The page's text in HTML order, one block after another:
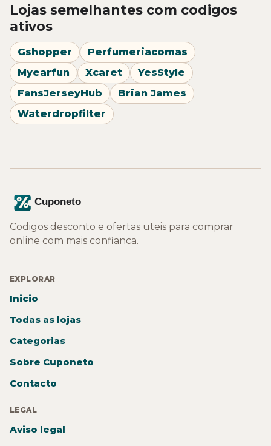
Lojas semelhantes com codigos
ativos
Gshopper
Perfumeriacomas
Myearfun
Xcaret
YesStyle
FansJerseyHub
Brian James
Waterdropfilter
Codigos desconto e ofertas uteis para comprar
online com mais confianca.
EXPLORAR
Inicio
Todas as lojas
Categorias
Sobre Cuponeto
Contacto
LEGAL
Aviso legal